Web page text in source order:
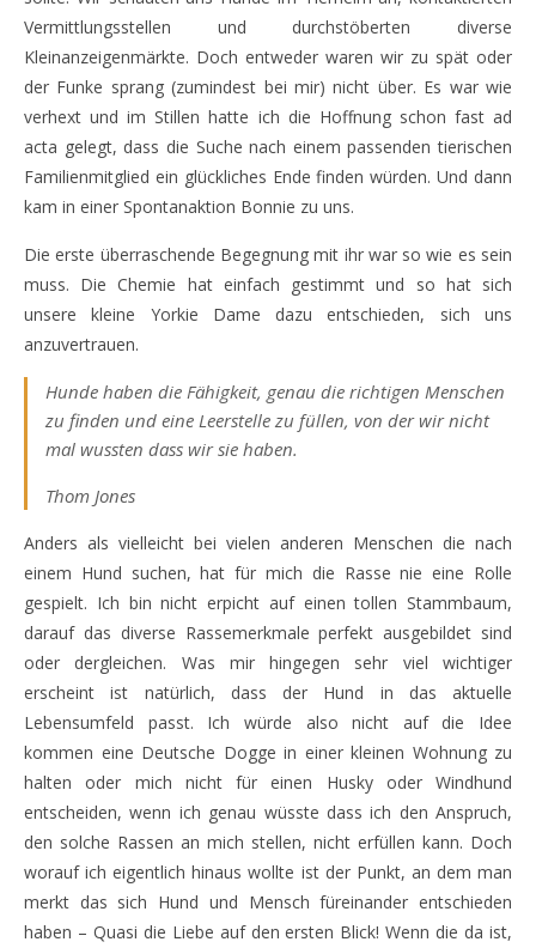
Vermittlungsstellen und durchstöberten diverse
Kleinanzeigenmärkte. Doch entweder waren wir zu spät oder
der Funke sprang (zumindest bei mir) nicht über. Es war wie
verhext und im Stillen hatte ich die Hoffnung schon fast ad
acta gelegt, dass die Suche nach einem passenden tierischen
Familienmitglied ein glückliches Ende finden würden. Und dann
kam in einer Spontanaktion Bonnie zu uns.
Die erste überraschende Begegnung mit ihr war so wie es sein
muss. Die Chemie hat einfach gestimmt und so hat sich
unsere kleine Yorkie Dame dazu entschieden, sich uns
anzuvertrauen.
Hunde haben die Fähigkeit, genau die richtigen Menschen
zu finden und eine Leerstelle zu füllen, von der wir nicht
mal wussten dass wir sie haben.
Thom Jones
Anders als vielleicht bei vielen anderen Menschen die nach
einem Hund suchen, hat für mich die Rasse nie eine Rolle
gespielt. Ich bin nicht erpicht auf einen tollen Stammbaum,
darauf das diverse Rassemerkmale perfekt ausgebildet sind
oder dergleichen. Was mir hingegen sehr viel wichtiger
erscheint ist natürlich, dass der Hund in das aktuelle
Lebensumfeld passt. Ich würde also nicht auf die Idee
kommen eine Deutsche Dogge in einer kleinen Wohnung zu
halten oder mich nicht für einen Husky oder Windhund
entscheiden, wenn ich genau wüsste dass ich den Anspruch,
den solche Rassen an mich stellen, nicht erfüllen kann. Doch
worauf ich eigentlich hinaus wollte ist der Punkt, an dem man
merkt das sich Hund und Mensch füreinander entschieden
haben – Quasi die Liebe auf den ersten Blick! Wenn die da ist,